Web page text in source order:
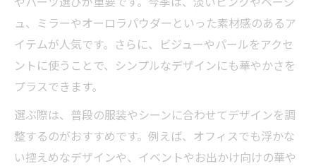
ュ、ミラーやオーロラパウダーといった素材感のあるア
イテムが人気です。さらに、ビジューやパールをアクセ
ントに使うことで、シンプルなデザインにも華やかさを
プラスできます。
選ぶ際は、普段の服装やシーンに合わせてデザインを調
整するのがおすすめです。例えば、オフィスでも浮かな
い控えめなデザインや、イベントやお出かけ向けの華や